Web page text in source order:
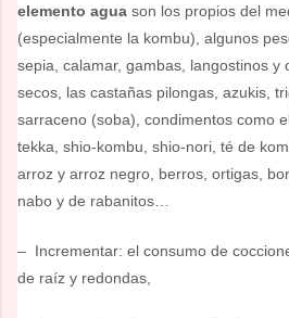
elemento agua son los propios del
(especialmente la kombu), algunos
sepia, calamar, gambas, langostinos y
secos, las castañas pilongas, azukis,
sarraceno (soba), condimentos como
tekka, shio-kombu, shio-nori, té de
arroz y arroz negro, berros, ortigas,
nabo y de rabanitos…
– Incrementar: el consumo de
de raíz y redondas,